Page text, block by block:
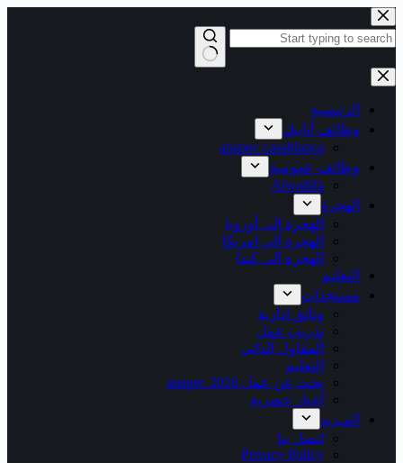
التجاوز
إلى
المحتوى
نتائج
الرئيسية
وظائف أنابيك
anapec casablanca
وظائف عمومية
Alwadifa
الهجرة
الهجرة إلى أوروبا
الهجرة الى امريكا
الهجرة الى كندا
التعليم
مستجدات
وثائق ادارية
تدريب عمل
المقاول الذاتي
التعليم
بحث عن عمل 2026 anapec
أخبار حصرية
المـزيد
اتصل بنا
Privacy Policy